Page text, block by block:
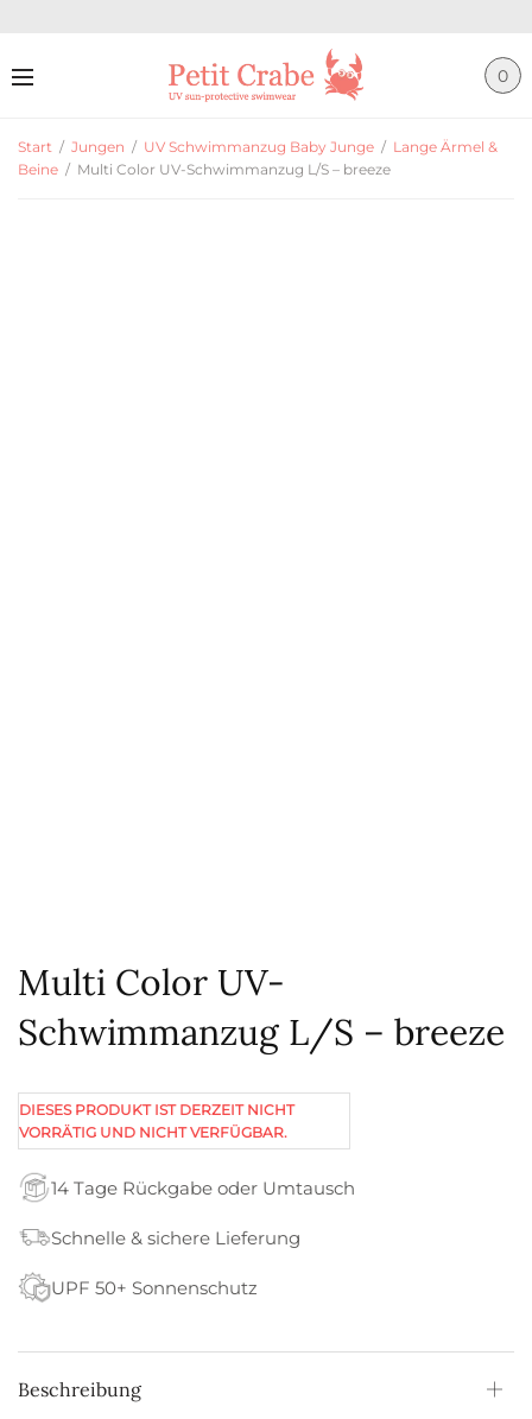
0
Start / Jungen / UV Schwimmanzug Baby Junge / Lange Ärmel &
Beine / Multi Color UV-Schwimmanzug L/S – breeze
Multi Color UV-
Schwimmanzug L/S – breeze
DIESES PRODUKT IST DERZEIT NICHT
VORRÄTIG UND NICHT VERFÜGBAR.
14 Tage Rückgabe oder Umtausch
Schnelle & sichere Lieferung
UPF 50+ Sonnenschutz
Beschreibung